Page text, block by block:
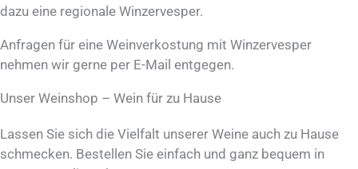
dazu eine regionale Winzervesper.
Anfragen für eine Weinverkostung mit Winzervesper
nehmen wir gerne per E-Mail entgegen.
Unser Weinshop – Wein für zu Hause
Lassen Sie sich die Vielfalt unserer Weine auch zu Hause
schmecken. Bestellen Sie einfach und ganz bequem in